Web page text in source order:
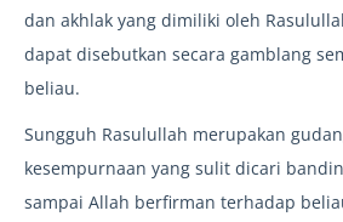
dan akhlak yang dimiliki oleh
dapat disebutkan secara gamblang
beliau.
Sungguh Rasulullah merupakan
kesempurnaan yang sulit dicari
sampai Allah berfirman terhadap